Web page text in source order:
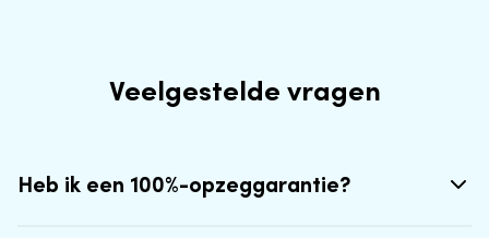
Veelgestelde vragen
Heb ik een 100%-opzeggarantie?